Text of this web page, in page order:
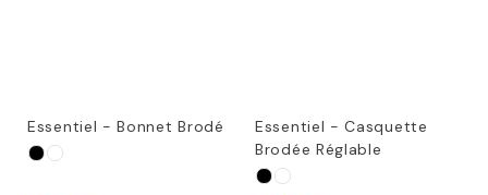
Essentiel - Bonnet Brodé
Essentiel - Casquette
Brodée Réglable